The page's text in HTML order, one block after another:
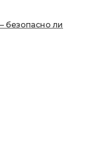
ли